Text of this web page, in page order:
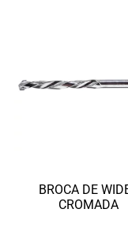
BROCA DE
CROMADA